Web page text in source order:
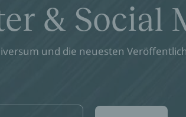
& Social
und die neuesten